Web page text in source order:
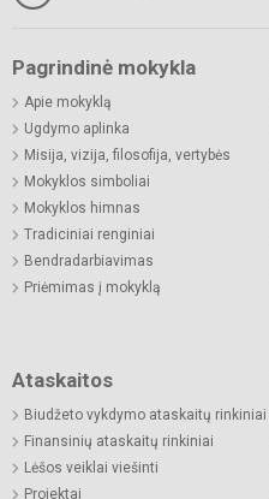
Pagrindinė mokykla
Apie mokyklą
Ugdymo aplinka
Misija, vizija, filosofija, vertybės
Mokyklos simboliai
Mokyklos himnas
Tradiciniai renginiai
Bendradarbiavimas
Priėmimas į mokyklą
Ataskaitos
Biudžeto vykdymo ataskaitų rinkiniai
Finansinių ataskaitų rinkiniai
Lėšos veiklai viešinti
Projektai